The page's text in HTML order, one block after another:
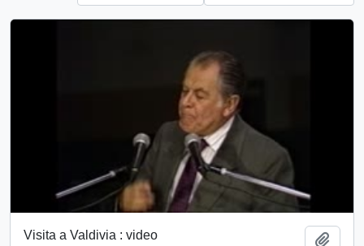
Visita a Valdivia : video